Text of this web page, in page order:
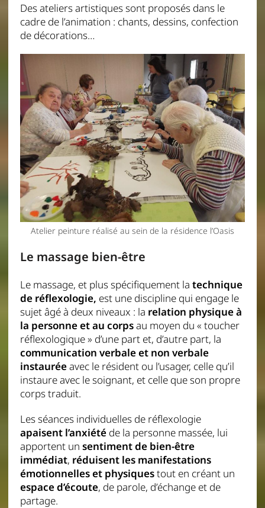
Des ateliers artistiques sont proposés dans le
cadre de l’animation : chants, dessins, confection
de décorations…
Atelier peinture réalisé au sein de la résidence l’Oasis
Le massage bien-être
Le massage, et plus spécifiquement la technique
de réflexologie, est une discipline qui engage le
sujet âgé à deux niveaux : la relation physique à
la personne et au corpsau moyen du « toucher
réflexologique » d’une part et, d’autre part, la
communication verbale et non verbale
instauréeavec le résident ou l’usager, celle qu’il
instaure avec le soignant, et celle que son propre
corps traduit.
Les séances individuelles de réflexologie
apaisent l’anxiété de la personne massée, lui
apportent un sentiment de bien-être
immédiat, réduisent les manifestations
émotionnelles et physiquestout en créant un
espace d’écoute, de parole, d’échange et de
partage.